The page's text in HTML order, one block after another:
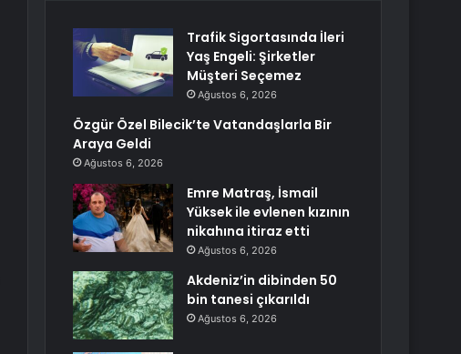
Trafik Sigortasında İleri
Yaş Engeli: Şirketler
Müşteri Seçemez
Ağustos 6, 2026
Özgür Özel Bilecik’te Vatandaşlarla Bir
Araya Geldi
Ağustos 6, 2026
Emre Matraş, İsmail
Yüksek ile evlenen kızının
nikahına itiraz etti
Ağustos 6, 2026
Akdeniz’in dibinden 50
bin tanesi çıkarıldı
Ağustos 6, 2026